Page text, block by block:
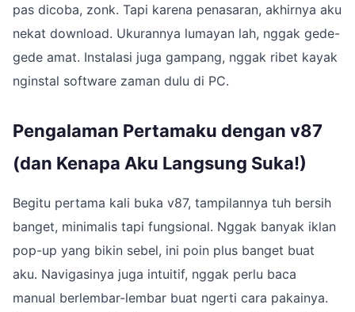
pas dicoba, zonk. Tapi karena penasaran, akhirnya aku
nekat download. Ukurannya lumayan lah, nggak gede-
gede amat. Instalasi juga gampang, nggak ribet kayak
nginstal software zaman dulu di PC.
Pengalaman Pertamaku dengan v87
(dan Kenapa Aku Langsung Suka!)
Begitu pertama kali buka v87, tampilannya tuh bersih
banget, minimalis tapi fungsional. Nggak banyak iklan
pop-up yang bikin sebel, ini poin plus banget buat
aku. Navigasinya juga intuitif, nggak perlu baca
manual berlembar-lembar buat ngerti cara pakainya.